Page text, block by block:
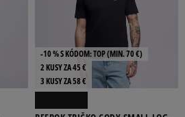
-10 % S KÓDOM: TOP (MIN. 70 €)
2 KUSY ZA 45 €
3 KUSY ZA 58 €